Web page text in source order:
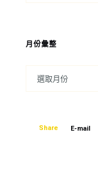
月份彙整
Share E-mail